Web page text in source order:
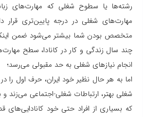
رشته‌ها یا سطوح شغلی که مهارت‌های
مهارت‌های شغلی در درجه پایین‌تری قرار
متخصص بودن شما بیشتر می‌شود ضمن
چند سال زندگی و کار در کانادا، سطح
انجام نیازهای شغلی به حد مقبولی می‌رسد؛
اما به هر حال نظیر خود ایران، حرف اول را
شغلی بهتر، ارتباطات شغلی-اجتماعی می‌زند
که بسیاری از افراد حتی خود کانادایی‌های